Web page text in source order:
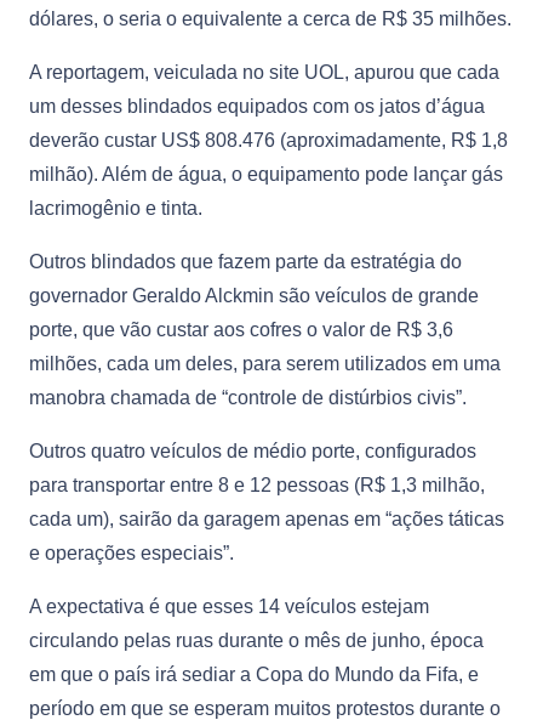
dólares, o seria o equivalente a cerca de R$ 35 milhões.
A reportagem, veiculada no site UOL, apurou que cada
um desses blindados equipados com os jatos d’água
deverão custar US$ 808.476 (aproximadamente, R$ 1,8
milhão). Além de água, o equipamento pode lançar gás
lacrimogênio e tinta.
Outros blindados que fazem parte da estratégia do
governador Geraldo Alckmin são veículos de grande
porte, que vão custar aos cofres o valor de R$ 3,6
milhões, cada um deles, para serem utilizados em uma
manobra chamada de “controle de distúrbios civis”.
Outros quatro veículos de médio porte, configurados
para transportar entre 8 e 12 pessoas (R$ 1,3 milhão,
cada um), sairão da garagem apenas em “ações táticas
e operações especiais”.
A expectativa é que esses 14 veículos estejam
circulando pelas ruas durante o mês de junho, época
em que o país irá sediar a Copa do Mundo da Fifa, e
período em que se esperam muitos protestos durante o